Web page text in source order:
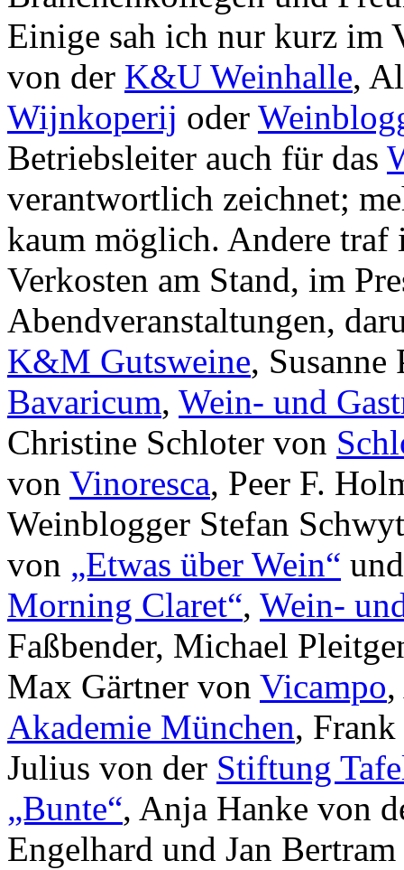
Einige sah ich nur kurz im
von der K&U Weinhalle,
Wijnkoperij oder
Betriebsleiter auch für das
verantwortlich zeichnet;
kaum möglich. Andere traf
Verkosten am Stand, im
Abendveranstaltungen,
K&M Gutsweine,
Bavaricum, Wein- und
Christine Schloter von
von Vinoresca, Peer F.
Weinblogger Stefan
von „Etwas über Wein“
Morning Claret“, Wein-
Faßbender, Michael
Max Gärtner von Vicampo
Akademie München,
Julius von der Stiftung
„Bunte“, Anja Hanke von
Engelhard und Jan